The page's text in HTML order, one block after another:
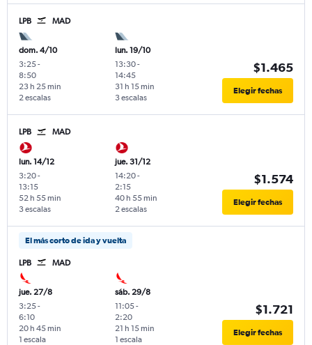
LPB MAD
dom. 4/10
3:25-
8:50
2 escalas
23 h 25 min
lun. 19/10
13:30-
14:45
3 escalas
31 h 15 min
$1.465
Elegir fechas
LPB MAD
lun. 14/12
3:20-
13:15
3 escalas
52 h 55 min
jue. 31/12
14:20-
2:15
2 escalas
40 h 55 min
$1.574
Elegir fechas
El más corto de ida y vuelta
LPB MAD
jue. 27/8
3:25-
6:10
1 escala
20 h 45 min
sáb. 29/8
11:05-
2:20
1 escala
21 h 15 min
$1.721
Elegir fechas